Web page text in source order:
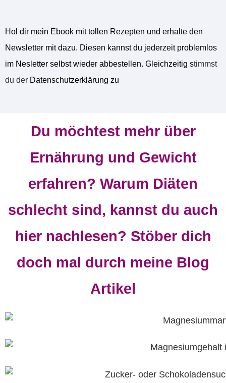
Hol dir mein Ebook mit tollen Rezepten und erhalte den
Newsletter mit dazu. Diesen kannst du jederzeit problemlos
im Nesletter selbst wieder abbestellen. Gleichzeitig stimmst
du der Datenschutzerklärung zu
Du möchtest mehr über
Ernährung und Gewicht
erfahren? Warum Diäten
schlecht sind, kannst du auch
hier nachlesen? Stöber dich
doch mal durch meine Blog
Artikel